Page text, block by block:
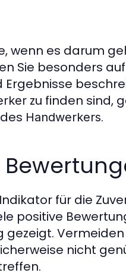
wenn es darum
Sie besonders
Ergebnisse
zu finden sind,
Handwerkers.
für die
positive
Vermeiden
nicht